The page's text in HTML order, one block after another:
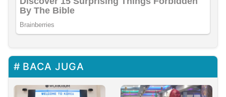
BACA JUGA